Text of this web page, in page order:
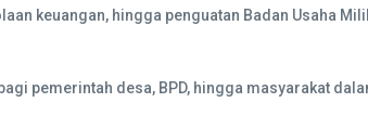
keuangan, hingga penguatan Badan Usaha
pemerintah desa, BPD, hingga masyarakat